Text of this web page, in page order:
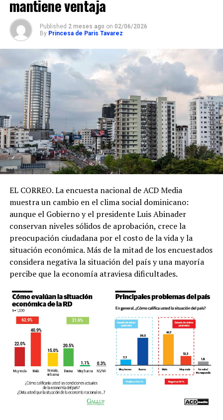
mantiene ventaja
Published 2 meses ago on 02/06/2026
By Princesa de Paris Tavarez
EL CORREO. La encuesta nacional de ACD Media
muestra un cambio en el clima social dominicano:
aunque el Gobierno y el presidente Luis Abinader
conservan niveles sólidos de aprobación, crece la
preocupación ciudadana por el costo de la vida y la
situación económica. Más de la mitad de los encuestados
considera negativa la situación del país y una mayoría
percibe que la economía atraviesa dificultades.